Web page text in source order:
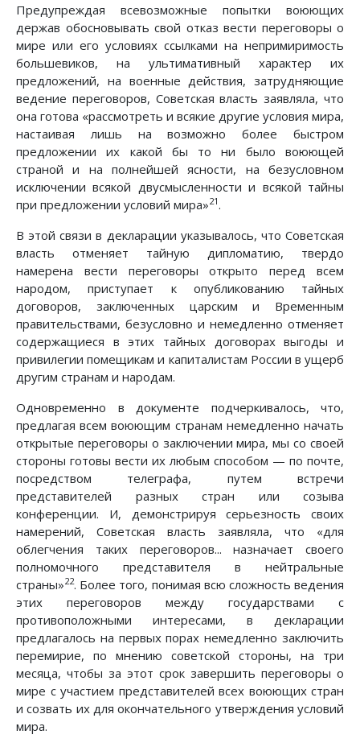
Предупреждая всевозможные попытки воюющих
держав обосновывать свой отказ вести переговоры о
мире или его условиях ссылками на непримиримость
большевиков, на ультимативный характер их
предложений, на военные действия, затрудняющие
ведение переговоров, Советская власть заявляла, что
она готова «рассмотреть и всякие другие условия мира,
настаивая лишь на возможно более быстром
предложении их какой бы то ни было воюющей
страной и на полнейшей ясности, на безусловном
исключении всякой двусмысленности и всякой тайны
при предложении условий мира»21 .
В этой связи в декларации указывалось, что Советская
власть отменяет тайную дипломатию, твердо
намерена вести переговоры открыто перед всем
народом, приступает к опубликованию тайных
договоров, заключенных царским и Временным
правительствами, безусловно и немедленно отменяет
содержащиеся в этих тайных договорах выгоды и
привилегии помещикам и капиталистам России в ущерб
другим странам и народам.
Одновременно в документе подчеркивалось, что,
предлагая всем воюющим странам немедленно начать
открытые переговоры о заключении мира, мы со своей
стороны готовы вести их любым способом — по почте,
посредством телеграфа, путем встречи
представителей разных стран или созыва
конференции. И, демонстрируя серьезность своих
намерений, Советская власть заявляла, что «для
облегчения таких переговоров... назначает своего
полномочного представителя в нейтральные
страны»22. Более того, понимая всю сложность ведения
этих переговоров между государствами с
противоположными интересами, в декларации
предлагалось на первых порах немедленно заключить
перемирие, по мнению советской стороны, на три
месяца, чтобы за этот срок завершить переговоры о
мире с участием представителей всех воюющих стран
и созвать их для окончательного утверждения условий
мира.